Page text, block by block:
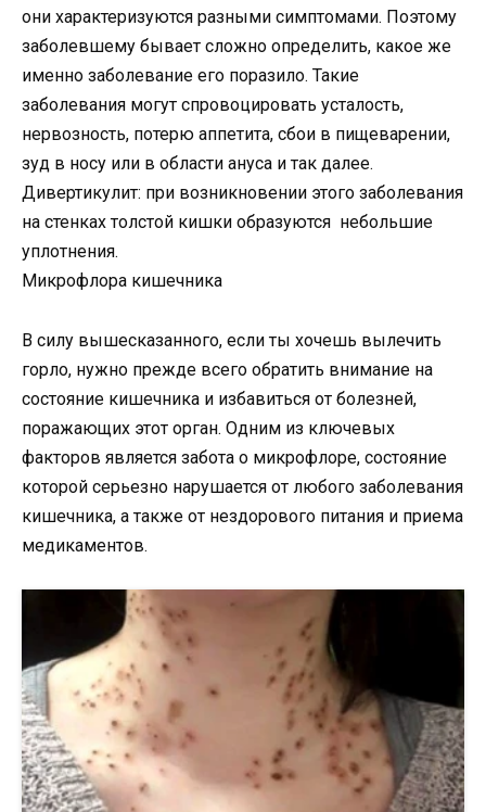
они характеризуются разными симптомами. Поэтому
заболевшему бывает сложно определить, какое же
именно заболевание его поразило. Такие
заболевания могут спровоцировать усталость,
нервозность, потерю аппетита, сбои в пищеварении,
зуд в носу или в области ануса и так далее.
Дивертикулит: при возникновении этого заболевания
на стенках толстой кишки образуются небольшие
уплотнения.
Микрофлора кишечника
В силу вышесказанного, если ты хочешь вылечить
горло, нужно прежде всего обратить внимание на
состояние кишечника и избавиться от болезней,
поражающих этот орган. Одним из ключевых
факторов является забота о микрофлоре, состояние
которой серьезно нарушается от любого заболевания
кишечника, а также от нездорового питания и приема
медикаментов.